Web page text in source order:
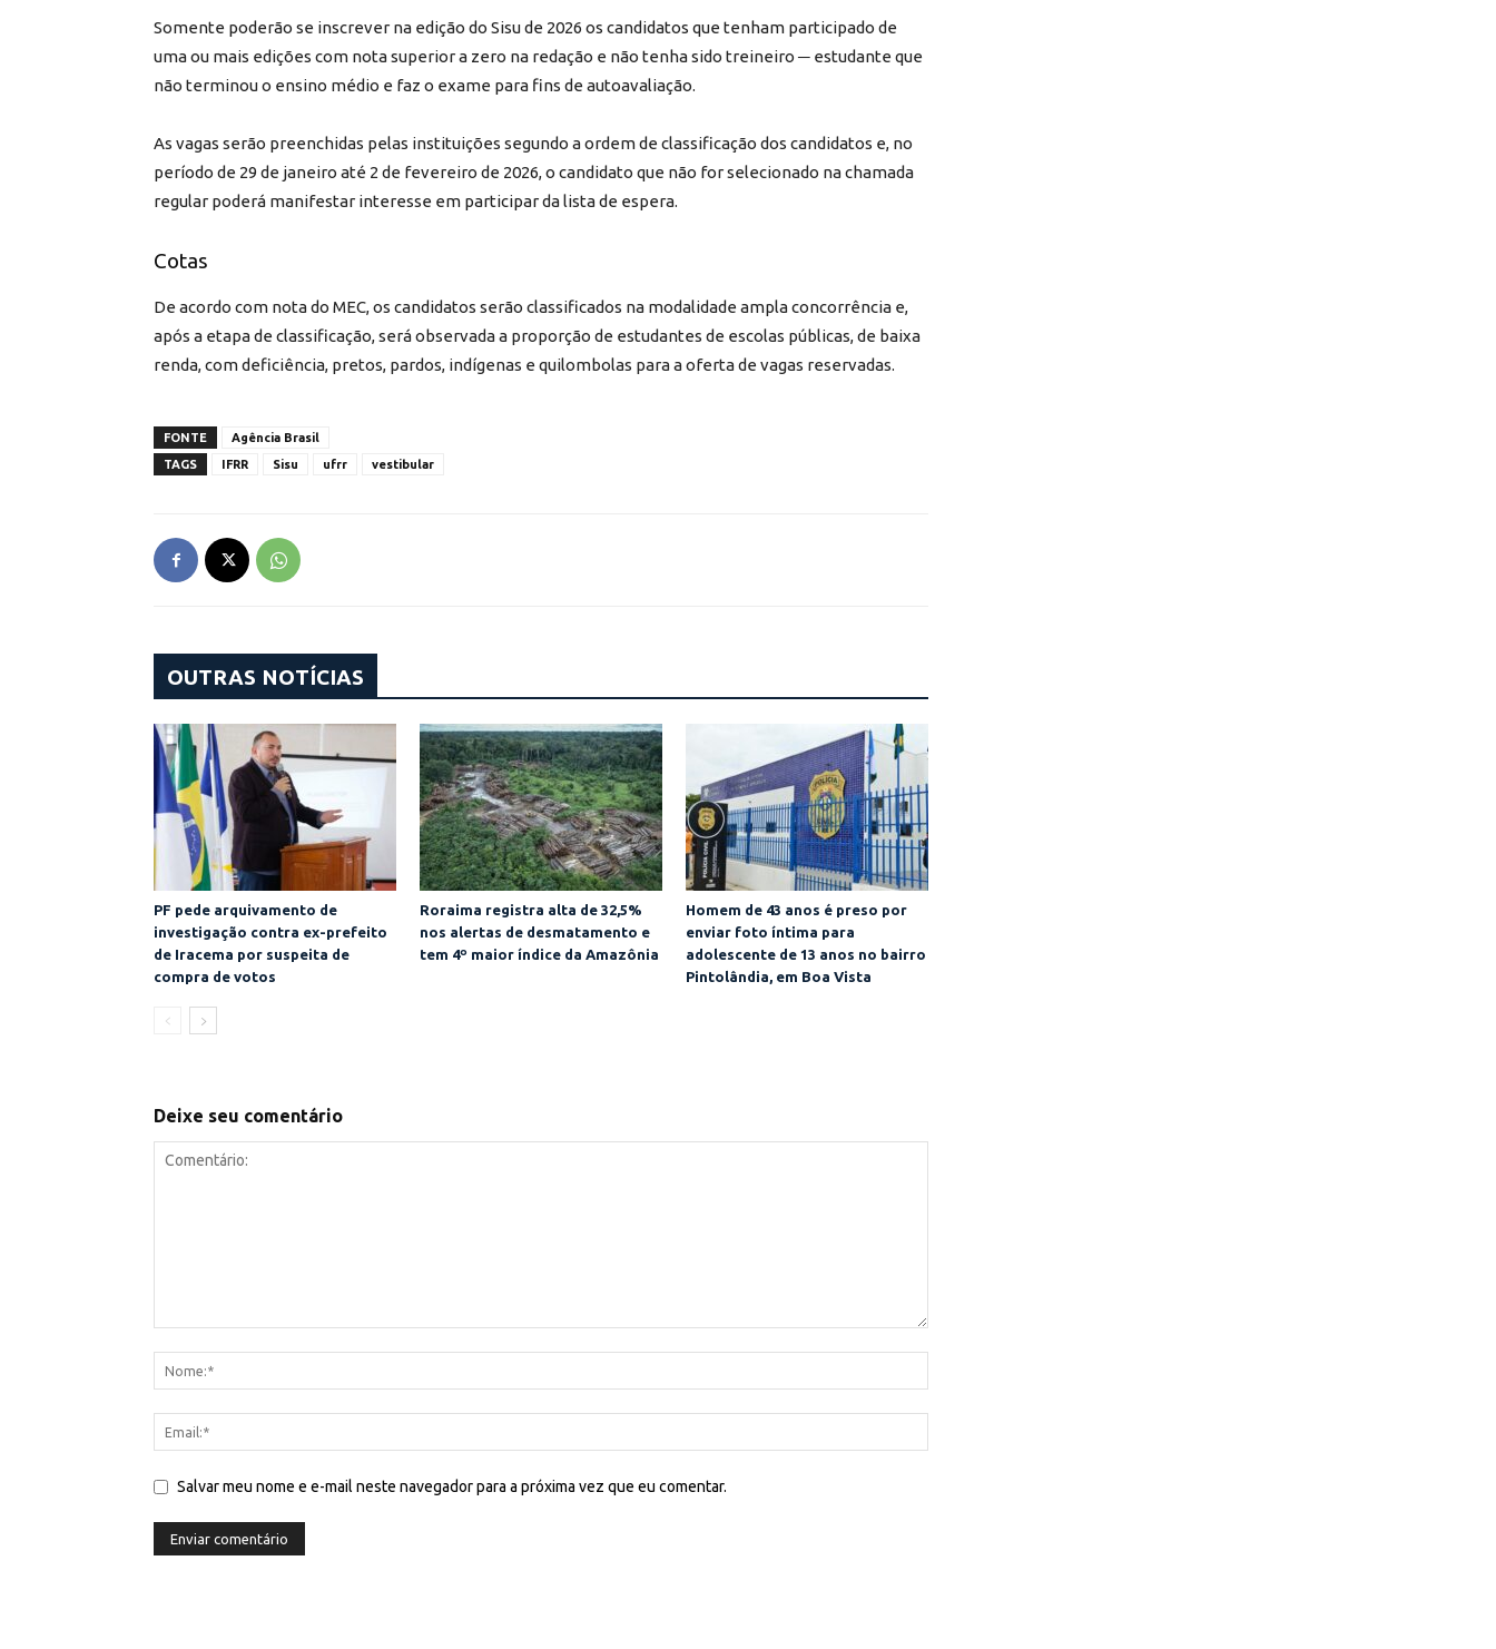
Somente poderão se inscrever na edição do Sisu de 2026 os candidatos que tenham participado de
uma ou mais edições com nota superior a zero na redação e não tenha sido treineiro ─ estudante que
não terminou o ensino médio e faz o exame para fins de autoavaliação.
As vagas serão preenchidas pelas instituições segundo a ordem de classificação dos candidatos e, no
período de 29 de janeiro até 2 de fevereiro de 2026, o candidato que não for selecionado na chamada
regular poderá manifestar interesse em participar da lista de espera.
Cotas
De acordo com nota do MEC, os candidatos serão classificados na modalidade ampla concorrência e,
após a etapa de classificação, será observada a proporção de estudantes de escolas públicas, de baixa
renda, com deficiência, pretos, pardos, indígenas e quilombolas para a oferta de vagas reservadas.
FONTE
Agência Brasil
TAGS
IFRR Sisu ufrr vestibular
OUTRAS NOTÍCIAS
PF pede arquivamento de
investigação contra ex-prefeito
de Iracema por suspeita de
compra de votos
Roraima registra alta de 32,5%
nos alertas de desmatamento e
tem 4º maior índice da Amazônia
Homem de 43 anos é preso por
enviar foto íntima para
adolescente de 13 anos no bairro
Pintolândia, em Boa Vista
Deixe seu comentário
Salvar meu nome e e-mail neste navegador para a próxima vez que eu comentar.